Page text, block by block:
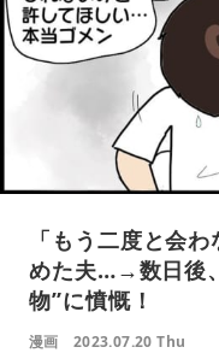
「もう二度と会
めた夫…→数日後
物”に憤慨！
漫画 2023.07.20 Thu